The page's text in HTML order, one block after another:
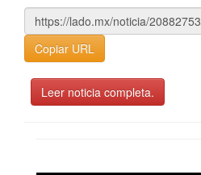
Copiar URL
Leer noticia completa.